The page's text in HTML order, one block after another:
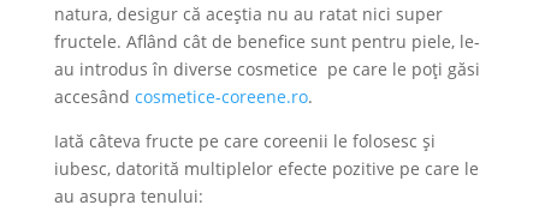
natura, desigur că aceștia nu au ratat nici super
fructele. Aflând cât de benefice sunt pentru piele, le-
au introdus în diverse cosmetice pe care le poți găsi
accesând cosmetice-coreene.ro.
Iată câteva fructe pe care coreenii le folosesc și
iubesc, datorită multiplelor efecte pozitive pe care le
au asupra tenului: